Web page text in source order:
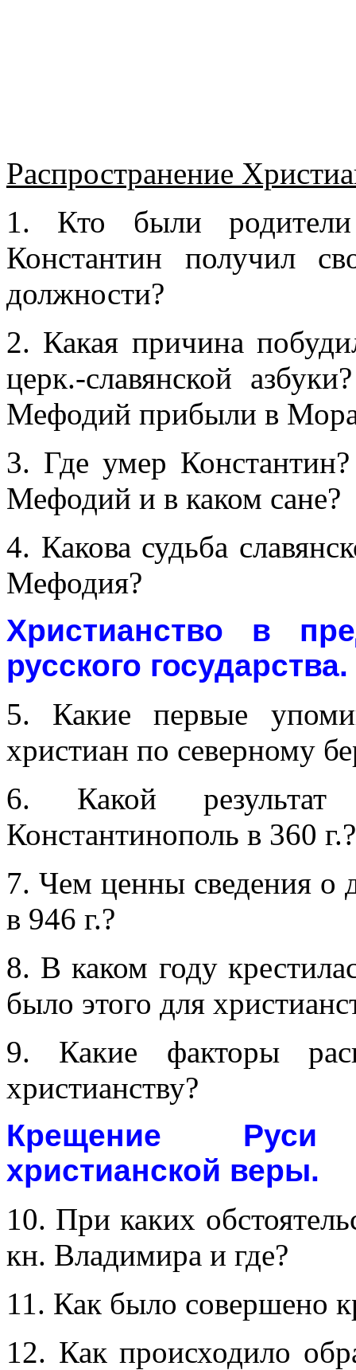
Распространение
1. Кто были
Константин получил
должности?
2. Какая причина
церк.-славянской
Мефодий прибыли в
3. Где умер
Мефодий и в каком сане?
4. Какова судьба
Мефодия?
Христианство в
русского государства.
5. Какие первые
христиан по северному
6. Какой
Константинополь в 360 г.?
7. Чем ценны сведения о
в 946 г.?
8. В каком году
было этого для
9. Какие факторы
христианству?
Крещение Руси
христианской веры.
10. При каких
кн. Владимира и где?
11. Как было совершено
12. Как происходило